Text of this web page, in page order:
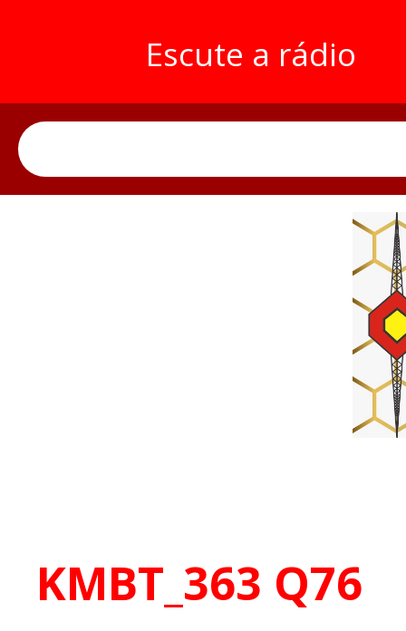
Escute a rádio
KMBT_363 Q76